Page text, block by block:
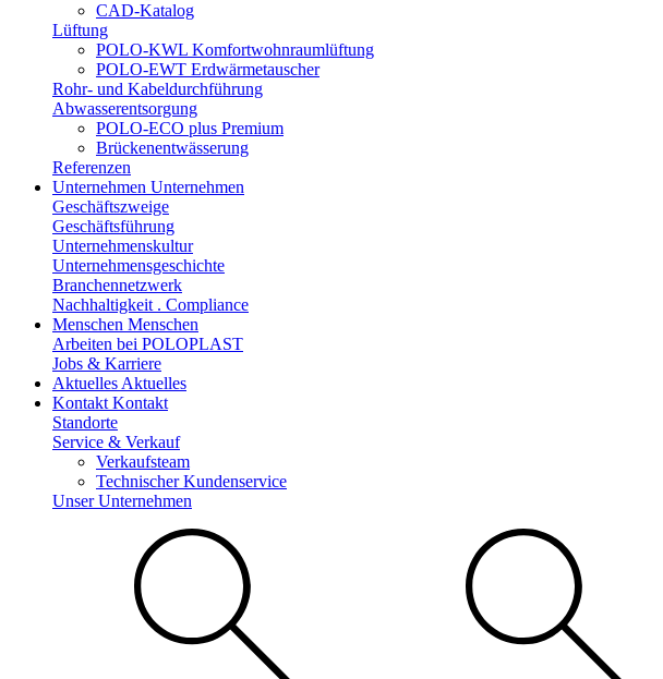
CAD-Katalog
Lüftung
POLO-KWL Komfortwohnraumlüftung
POLO-EWT Erdwärmetauscher
Rohr- und Kabeldurchführung
Abwasserentsorgung
POLO-ECO plus Premium
Brückenentwässerung
Referenzen
Unternehmen Unternehmen
Geschäftszweige
Geschäftsführung
Unternehmenskultur
Unternehmensgeschichte
Branchennetzwerk
Nachhaltigkeit . Compliance
Menschen Menschen
Arbeiten bei POLOPLAST
Jobs & Karriere
Aktuelles Aktuelles
Kontakt Kontakt
Standorte
Service & Verkauf
Verkaufsteam
Technischer Kundenservice
Unser Unternehmen